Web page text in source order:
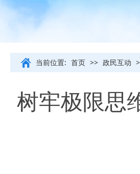
当前位置: 首页 >> 政民互动
树牢极限思